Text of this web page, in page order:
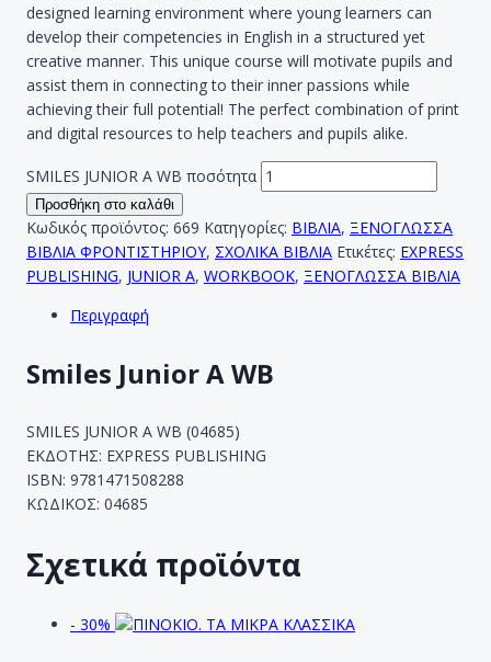
designed learning environment where young learners can
develop their competencies in English in a structured yet
creative manner. This unique course will motivate pupils and
assist them in connecting to their inner passions while
achieving their full potential! The perfect combination of print
and digital resources to help teachers and pupils alike.
SMILES JUNIOR A WB ποσότητα
Προσθήκη στο καλάθι
Κωδικός προϊόντος: 669 Κατηγορίες: ΒΙΒΛΙΑ, ΞΕΝΟΓΛΩΣΣΑ
ΒΙΒΛΙΑ ΦΡΟΝΤΙΣΤΗΡΙΟΥ, ΣΧΟΛΙΚΑ ΒΙΒΛΙΑ Ετικέτες: EXPRESS
PUBLISHING, JUNIOR A, WORKBOOK, ΞΕΝΟΓΛΩΣΣΑ ΒΙΒΛΙΑ
Περιγραφή
Smiles Junior A WB
SMILES JUNIOR A WB (04685)
ΕΚΔΟΤΗΣ: EXPRESS PUBLISHING
ISBN: 9781471508288
ΚΩΔΙΚΟΣ: 04685
Σχετικά προϊόντα
- 30%